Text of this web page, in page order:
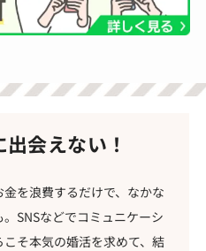
会えない！
を浪費するだけで、なかな
SNSなどでコミュニケーシ
そ本気の婚活を求めて、結